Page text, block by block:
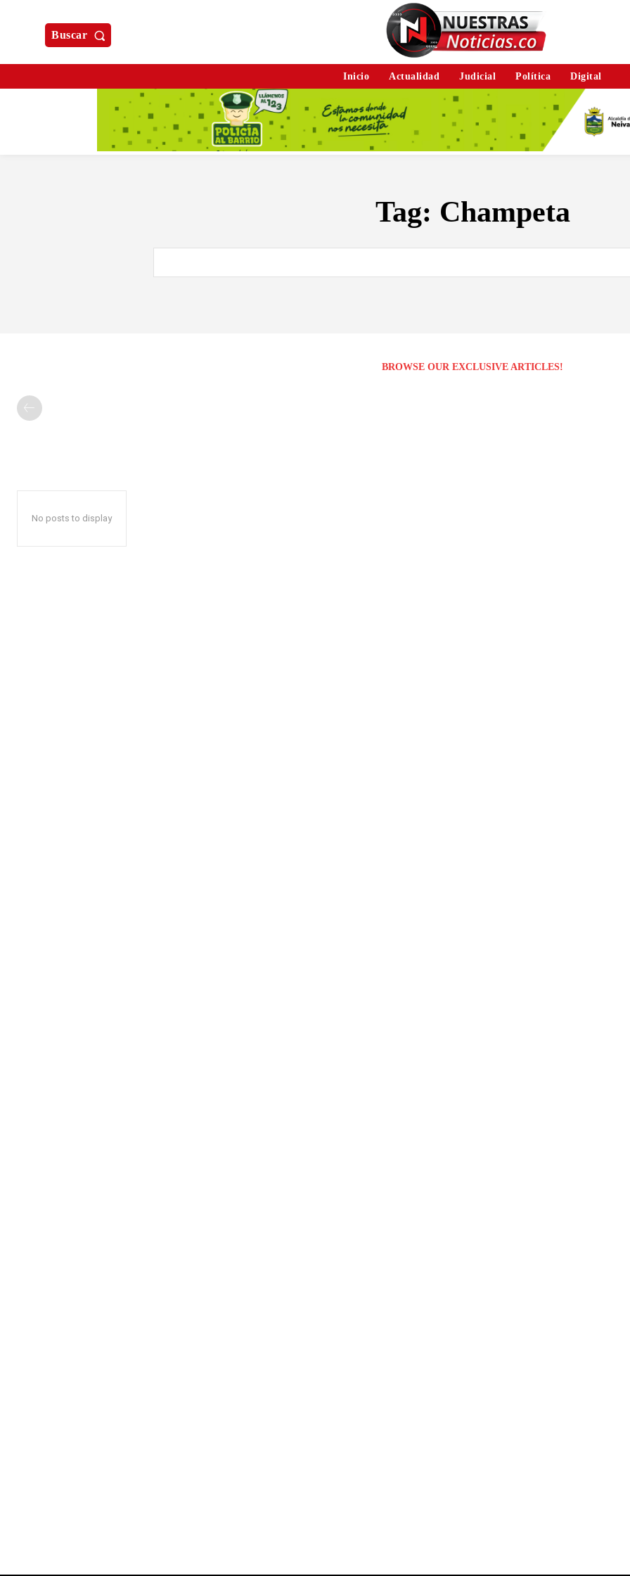
Buscar
Inicio Actualidad Judicial Política Digital
Tag: Champeta
BROWSE OUR EXCLUSIVE ARTICLES!
No posts to display